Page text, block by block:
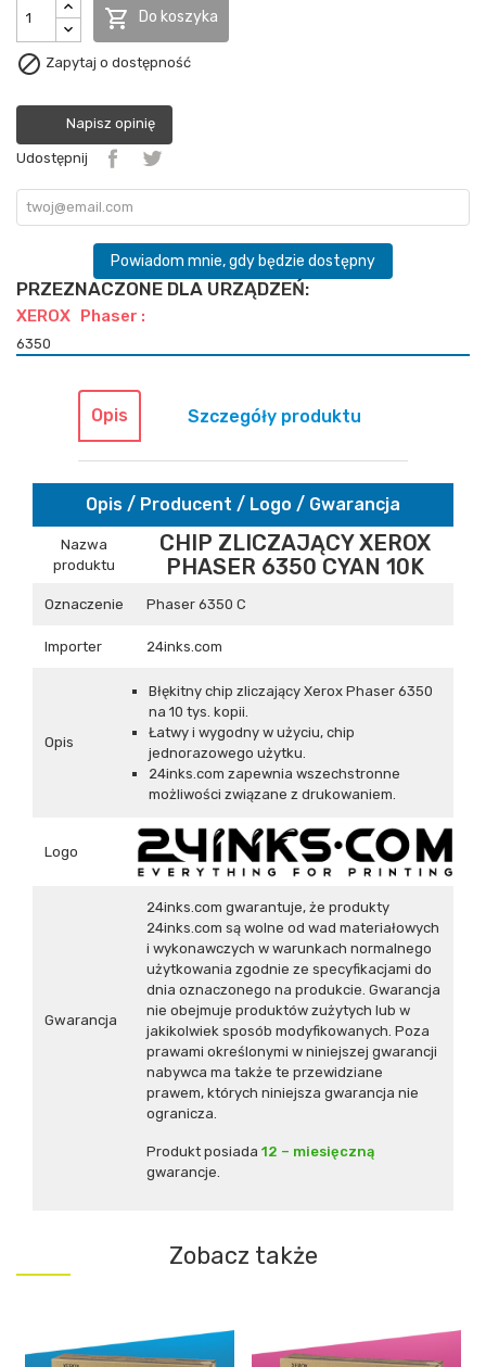
 Do koszyka
 Zapytaj o dostępność
Napisz opinię
Udostępnij
Powiadom mnie, gdy będzie dostępny
PRZEZNACZONE DLA URZĄDZEŃ:
XEROX Phaser :
6350
Opis Szczegóły produktu
Opis / Producent / Logo / Gwarancja
Nazwa
produktu
CHIP ZLICZAJĄCY XEROX
PHASER 6350 CYAN 10K
Oznaczenie Phaser 6350 C
Importer 24inks.com
Opis
Błękitny chip zliczający Xerox Phaser 6350
na 10 tys. kopii.
Łatwy i wygodny w użyciu, chip
jednorazowego użytku.
24inks.com zapewnia wszechstronne
możliwości związane z drukowaniem.
Logo
Gwarancja
24inks.com gwarantuje, że produkty
24inks.com są wolne od wad materiałowych
i wykonawczych w warunkach normalnego
użytkowania zgodnie ze specyfikacjami do
dnia oznaczonego na produkcie. Gwarancja
nie obejmuje produktów zużytych lub w
jakikolwiek sposób modyfikowanych. Poza
prawami określonymi w niniejszej gwarancji
nabywca ma także te przewidziane
prawem, których niniejsza gwarancja nie
ogranicza.
Produkt posiada 12 – miesięczną
gwarancje.
Zobacz także